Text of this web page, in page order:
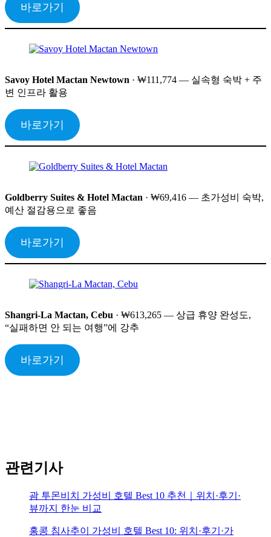
바로가기
Savoy Hotel Mactan Newtown · ₩111,774 — 실속형 숙박 + 주
변 인프라 활용
바로가기
Goldberry Suites & Hotel Mactan · ₩69,416 — 초가성비 숙박,
예산 절감용으로 좋음
바로가기
Shangri-La Mactan, Cebu · ₩613,265 — 상급 휴양 완성도,
“실패하면 안 되는 여행”에 강추
바로가기
관련기사
괌 투몬비치 가성비 호텔 Best 10 추천｜위치·후기·
뷰까지 한눈 비교
홍콩 침사추이 가성비 호텔 Best 10: 위치·후기·가